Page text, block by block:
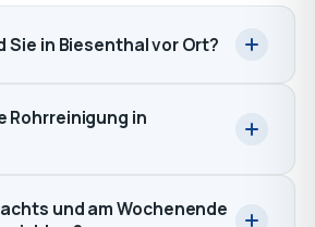
Sie in Biesenthal vor Ort?
Rohrreinigung in
und am Wochenende